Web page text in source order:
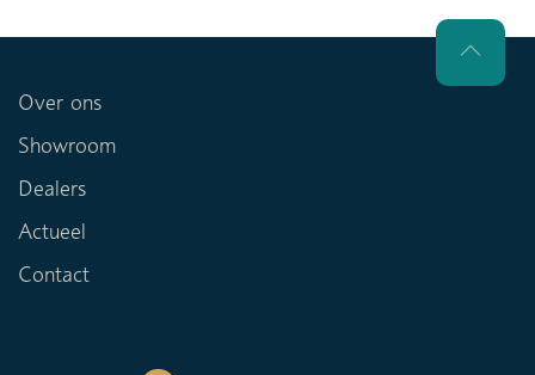
Over ons
Showroom
Dealers
Actueel
Contact